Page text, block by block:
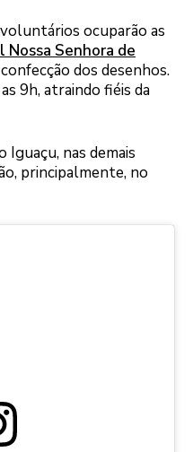
ocuparão as
Nossa Senhora de
dos desenhos.
9h, atraindo fiéis da
Iguaçu, nas demais
principalmente, no